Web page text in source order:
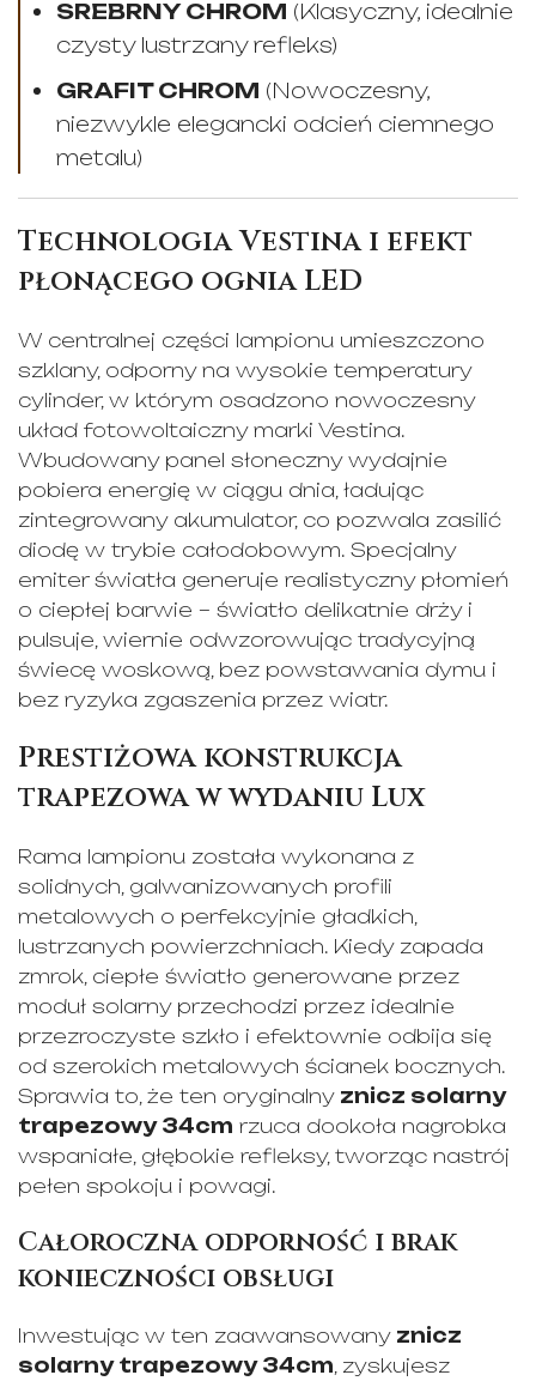
SREBRNY CHROM (Klasyczny, idealnie
czysty lustrzany refleks)
GRAFIT CHROM (Nowoczesny,
niezwykle elegancki odcień ciemnego
metalu)
Technologia Vestina i efekt
płonącego ognia LED
W centralnej części lampionu umieszczono
szklany, odporny na wysokie temperatury
cylinder, w którym osadzono nowoczesny
układ fotowoltaiczny marki Vestina.
Wbudowany panel słoneczny wydajnie
pobiera energię w ciągu dnia, ładując
zintegrowany akumulator, co pozwala zasilić
diodę w trybie całodobowym. Specjalny
emiter światła generuje realistyczny płomień
o ciepłej barwie – światło delikatnie drży i
pulsuje, wiernie odwzorowując tradycyjną
świecę woskową, bez powstawania dymu i
bez ryzyka zgaszenia przez wiatr.
Prestiżowa konstrukcja
trapezowa w wydaniu Lux
Rama lampionu została wykonana z
solidnych, galwanizowanych profili
metalowych o perfekcyjnie gładkich,
lustrzanych powierzchniach. Kiedy zapada
zmrok, ciepłe światło generowane przez
moduł solarny przechodzi przez idealnie
przezroczyste szkło i efektownie odbija się
od szerokich metalowych ścianek bocznych.
Sprawia to, że ten oryginalny znicz solarny
trapezowy 34cm rzuca dookoła nagrobka
wspaniałe, głębokie refleksy, tworząc nastrój
pełen spokoju i powagi.
Całoroczna odporność i brak
konieczności obsługi
Inwestując w ten zaawansowany znicz
solarny trapezowy 34cm , zyskujesz